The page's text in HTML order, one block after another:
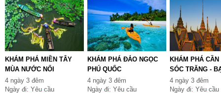
KHÁM PHÁ MIỀN TÂY
MÙA NƯỚC NỔI
4 ngày 3 đêm
Ngày đi: Yêu cầu
KHÁM PHÁ ĐẢO NGỌC
PHÚ QUỐC
4 ngày 3 đêm
Ngày đi: Yêu cầu
KHÁM PHÁ CẦN
SÓC TRĂNG -
LIÊ...
4 ngày 3 đêm
Ngày đi: Yêu cầu